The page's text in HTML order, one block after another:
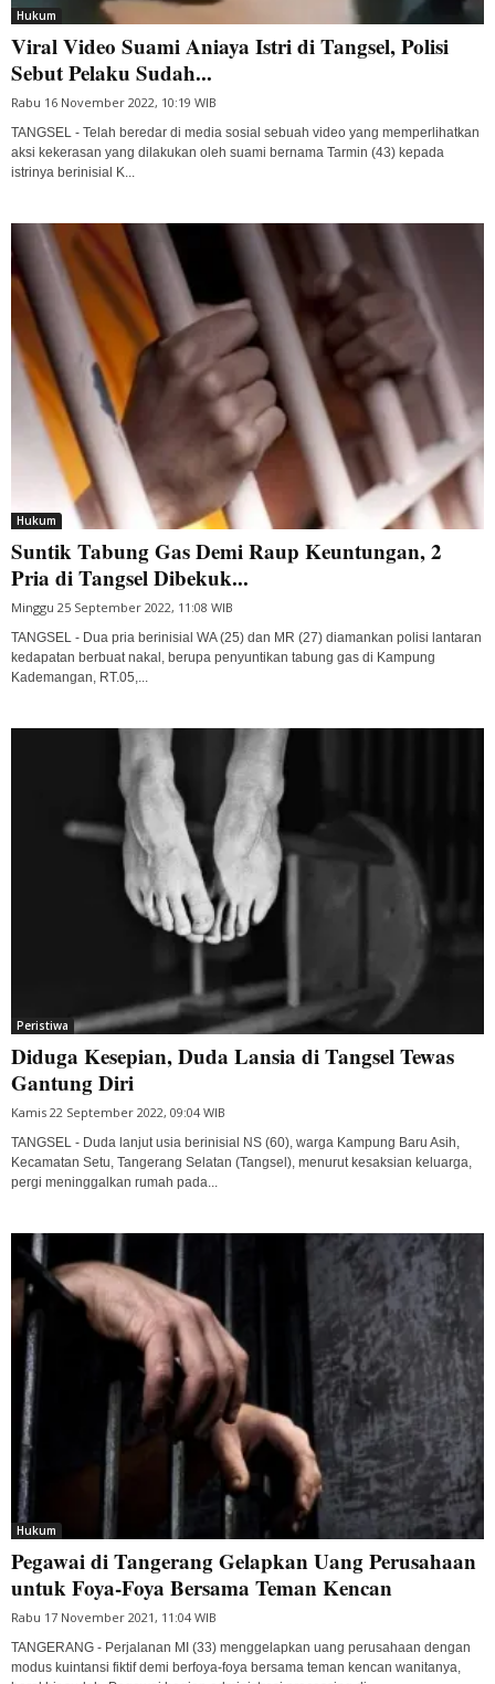
Hukum
Viral Video Suami Aniaya Istri di Tangsel, Polisi
Sebut Pelaku Sudah...
Rabu 16 November 2022, 10:19 WIB
TANGSEL - Telah beredar di media sosial sebuah video yang memperlihatkan
aksi kekerasan yang dilakukan oleh suami bernama Tarmin (43) kepada
istrinya berinisial K...
Hukum
Suntik Tabung Gas Demi Raup Keuntungan, 2
Pria di Tangsel Dibekuk...
Minggu 25 September 2022, 11:08 WIB
TANGSEL - Dua pria berinisial WA (25) dan MR (27) diamankan polisi lantaran
kedapatan berbuat nakal, berupa penyuntikan tabung gas di Kampung
Kademangan, RT.05,...
Peristiwa
Diduga Kesepian, Duda Lansia di Tangsel Tewas
Gantung Diri
Kamis 22 September 2022, 09:04 WIB
TANGSEL - Duda lanjut usia berinisial NS (60), warga Kampung Baru Asih,
Kecamatan Setu, Tangerang Selatan (Tangsel), menurut kesaksian keluarga,
pergi meninggalkan rumah pada...
Hukum
Pegawai di Tangerang Gelapkan Uang Perusahaan
untuk Foya-Foya Bersama Teman Kencan
Rabu 17 November 2021, 11:04 WIB
TANGERANG - Perjalanan MI (33) menggelapkan uang perusahaan dengan
modus kuintansi fiktif demi berfoya-foya bersama teman kencan wanitanya,